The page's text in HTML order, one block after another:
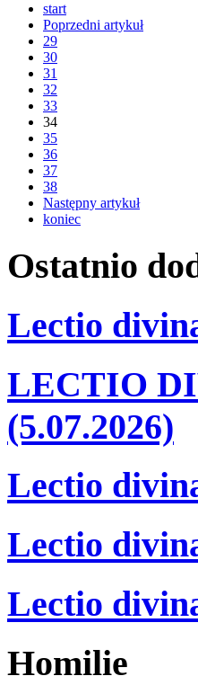
start
Poprzedni artykuł
29
30
31
32
33
34
35
36
37
38
Następny artykuł
koniec
Ostatnio
Lectio
LECTIO
(5.07.2026)
Lectio
Lectio
Lectio
Homilie